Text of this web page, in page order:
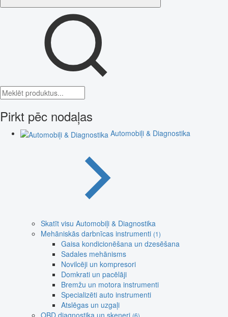
Pirkt pēc nodaļas
Automobiļi & Diagnostika
Skatīt visu Automobiļi & Diagnostika
Mehāniskās darbnīcas instrumenti (1)
Gaisa kondicionēšana un dzesēšana
Sadales mehānisms
Novilcēji un kompresori
Domkrati un pacēlāji
Bremžu un motora instrumenti
Specializēti auto instrumenti
Atslēgas un uzgaļi
OBD diagnostika un skeneri (6)